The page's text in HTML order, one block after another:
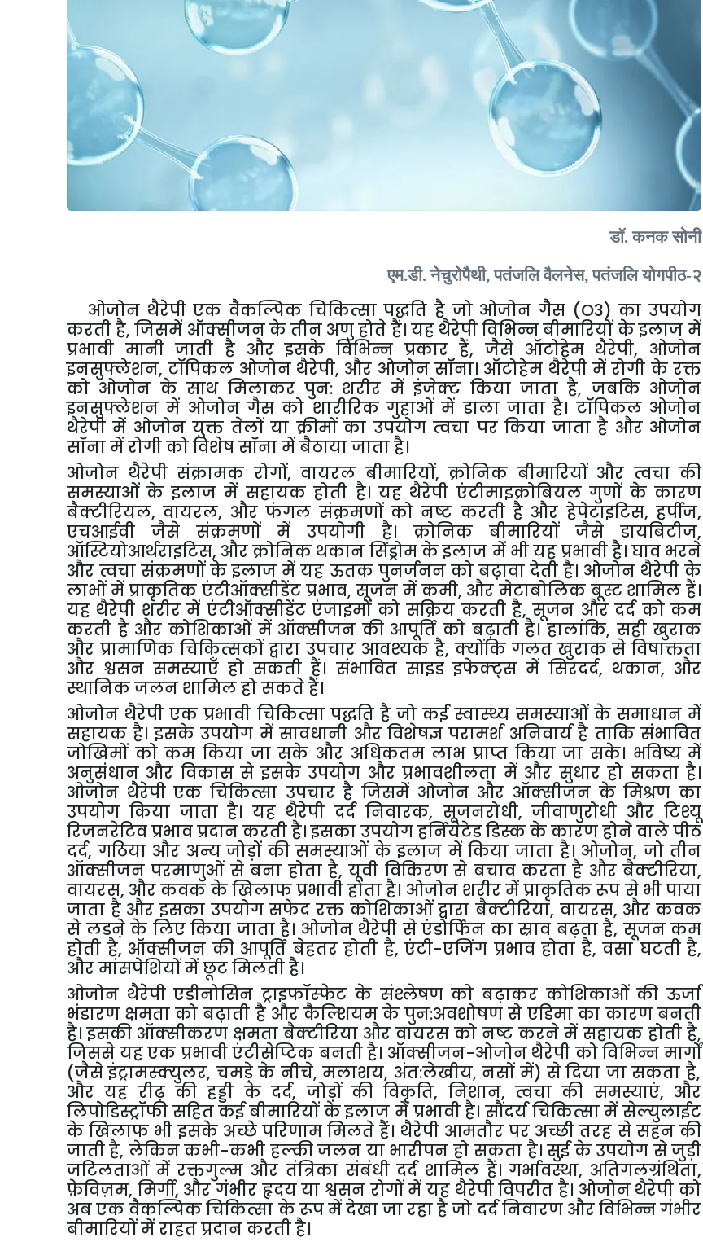
डॉ.कनक सोनी
एम.डी.नेचुरोपैथी,पतंजलि वैलनेस,पतंजलि योगपीठ-२
ओजोन थैरेपी एक वैकल्पिक चिकित्सा पद्धति है जो ओजोन गैस (O3)का उपयोग
करतीहै,जिसमें ऑक्सीजनकेतीन अणुहोते हैं। यह थैरेपीविभिन्नबीमारियोंकेइलाजमें
प्रभावी मानी जाती है और इसके विभिन्न प्रकार हैं,जैसे ऑटोहेम थैरेपी, ओजोन
इनसुफ्लेशन,टॉपिकल ओजोन थैरेपी, और ओजोन सॉना। ऑटोहेम थैरेपी में रोगी के रक्त
को ओजोन के साथ मिलाकर पुन: शरीर में इंजेक्ट किया जाता है, जबकि ओजोन
इनसुफ्लेशन में ओजोन गैस को शारीरिक गुहाओं में डाला जाता है। टॉपिकल ओजोन
थैरेपी में ओजोन युक्त तेलों या क्रीमों का उपयोग त्वचा पर किया जाता है और ओजोन
सॉनामेंरोगीकोविशेषसॉनामेंबैठायाजाताहै।
ओजोन थैरेपी संक्रामक रोगों, वायरल बीमारियों, क्रोनिक बीमारियों और त्वचा की
समस्याओं के इलाज में सहायक होती है। यह थैरेपी एंटीमाइक्रोबियल गुणों के कारण
बैक्टीरियल,वायरल, और फंगल संक्रमणों को नष्ट करती है और हेपेटाइटिस,हर्पीज,
एचआईवी
जैसे संक्रमणों में उपयोगी है। क्रोनिक बीमारियों जैसे डायबिटीज,
ऑस्टियोआर्थराइटिस, औरक्रोनिक थकानसिंड्रोमकेइलाज में भीयहप्रभावीहै। घाव भरने
और त्वचा संक्रमणों के इलाज में यह ऊतक पुनर्जनन को बढ़ावा देती है। ओजोन थैरेपी के
लाभों में प्राकृतिक एंटीऑक्सीडेंट प्रभाव,सूजन में कमी, और मेटाबोलिक बूस्ट शामिल हैं।
यह थैरेपी शरीर में एंटीऑक्सीडेंट एंजाइमों को सक्रिय करती है,सूजन और दर्द को कम
करती है और कोशिकाओं में ऑक्सीजन की आपूर्ति को बढ़ाती है। हालांकि, सही खुराक
और प्रामाणिक चिकित्सकों द्वारा उपचार आवश्यक है, क्योंकि गलत खुराक से विषाक्तता
और श्वसन समस्याएँ हो सकती हैं। संभावित साइड इफेक्ट्स में सिरदर्द, थकान, और
स्थानिकजलन शामिलहोसकतेहैं।
ओजोन थैरेपी एक प्रभावी चिकित्सा पद्धति है जो कई स्वास्थ्य समस्याओं के समाधान में
सहायक है। इसके उपयोग में सावधानी और विशेषज्ञ परामर्श अनिवार्य है ताकि संभावित
जोखिमों को कम किया जा सके और अधिकतम लाभ प्राप्त किया जा सके। भविष्य में
अनुसंधान और विकास से इसके उपयोग और प्रभावशीलता में और सुधार हो सकता है।
ओजोन थैरेपी एक चिकित्सा उपचार है जिसमें ओजोन और ऑक्सीजन के मिश्रण का
उपयोग किया जाता है। यह थैरेपी दर्द निवारक, सूजनरोधी,जीवाणुरोधी और टिश्यू
रिजनरेटिवप्रभावप्रदानकरतीहै। इसकाउपयोगहर्नियेटेडडिस्ककेकारणहोनेवालेपीठ
दर्द, गठिया और अन्य जोड़ों की समस्याओं के इलाज में किया जाता है। ओजोन, जो तीन
ऑक्सीजन परमाणुओं से बना होता है,यूवी विकिरण से बचाव करता है और बैक्टीरिया,
वायरस, औरकवक केखिलाफप्रभावीहोताहै। ओजोन शरीरमेंप्राकृतिकरूप से भीपाया
जाता है और इसका उपयोग सफेद रक्त कोशिकाओं द्वारा बैक्टीरिया, वायरस, और कवक
से लडऩे के लिए किया जाता है। ओजोन थैरेपी से एंडोर्फिन का स्राव बढ़ता है, सूजन कम
होती है, ऑक्सीजन की आपूर्ति बेहतर होती है, एंटी-एजिंग प्रभाव होता है, वसा घटती है,
औरमांसपेशियोंमेंछूटमिलतीहै।
ओजोन थैरेपी एडीनोसिन ट्राइफॉस्फेट के संश्लेषण को बढ़ाकर कोशिकाओं की ऊर्जा
भंडारण क्षमता को बढ़ाती है और कैल्शियम के पुन:अवशोषण से एडिमा का कारण बनती
है। इसकी ऑक्सीकरण क्षमता बैक्टीरिया और वायरस को नष्ट करने में सहायक होती है,
जिससे यहएक प्रभावीएंटीसेप्टिक बनतीहै। ऑक्सीजन-ओजोन थैरेपी कोविभिन्न मार्गों
(जैसे इंट्रामस्क्युलर, चमड़े के नीचे,मलाशय, अंत:लेखीय,नसों में) से दिया जा सकता है,
और यह रीढ़ की हड्डी के दर्द, जोड़ों की विकृति, निशान, त्वचा की समस्याएं, और
लिपोडिस्ट्रॉफी सहित कई बीमारियों के इलाज में प्रभावी है। सौंदर्य चिकित्सा में सेल्युलाईट
के खिलाफ भी इसके अच्छे परिणाम मिलते हैं। थैरेपी आमतौर पर अच्छी तरह से सहन की
जातीहै, लेकिनकभी-कभी हल्कीजलन या भारीपन होसकता है। सुई केउपयोग सेजुड़ी
जटिलताओं में रक्तगुल्म और तंत्रिका संबंधी दर्द शामिल हैं। गर्भावस्था, अतिगलग्रंथिता,
फ़ेविज़म, मिर्गी, और गंभीर हृदय या श्वसन रोगों में यह थैरेपी विपरीत है। ओजोन थैरेपी को
अबएकवैकल्पिकचिकित्सा केरूपमेंदेखाजारहाहैजो दर्दनिवारण औरविभिन्नगंभीर
बीमारियोंमेंराहतप्रदानकरतीहै।